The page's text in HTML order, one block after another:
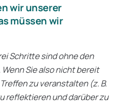
wir unserer
müssen wir
Schritte sind ohne den
Sie also nicht bereit
zu veranstalten (z. B.
reflektieren und darüber zu